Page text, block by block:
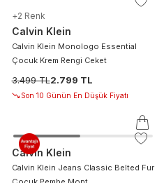
+2 Renk
Calvin Klein
Calvin Klein Monologo Essential
Çocuk Krem Rengi Ceket
3.499 TL2.799 TL
Son 10 Günün En Düşük Fiyatı
Calvin Klein
Calvin Klein Jeans Classic Belted Fur